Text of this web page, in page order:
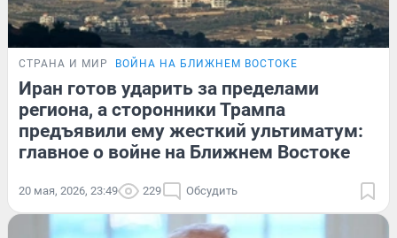
СТРАНА И МИР ВОЙНА НА БЛИЖНЕМ ВОСТОКЕ
Иран готов ударить за пределами
региона, а сторонники Трампа
предъявили ему жесткий ультиматум:
главное о войне на Ближнем Востоке
20 мая, 2026, 23:49 229 Обсудить